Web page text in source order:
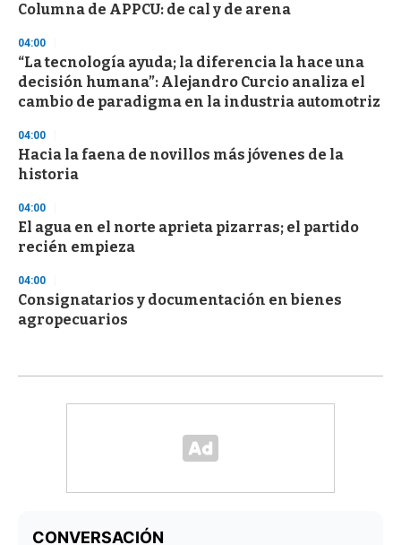
Columna de APPCU: de cal y de arena
04:00
“La tecnología ayuda; la diferencia la hace una
decisión humana”: Alejandro Curcio analiza el
cambio de paradigma en la industria automotriz
04:00
Hacia la faena de novillos más jóvenes de la
historia
04:00
El agua en el norte aprieta pizarras; el partido
recién empieza
04:00
Consignatarios y documentación en bienes
agropecuarios